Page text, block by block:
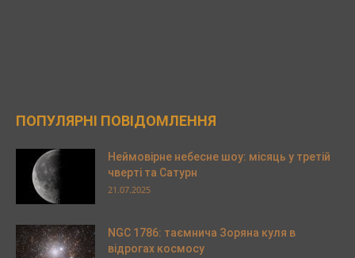
ПОПУЛЯРНІ ПОВІДОМЛЕННЯ
Неймовірне небесне шоу: місяць у третій
чверті та Сатурн
21.07.2025
NGC 1786: таємнича Зоряна куля в
відрогах космосу